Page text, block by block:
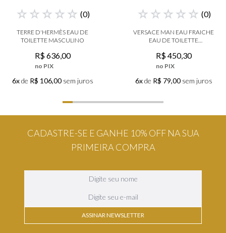
☆ ☆ ☆ ☆ ☆ (0)
TERRE D'HERMÈS EAU DE
TOILETTE MASCULINO
R$636,00
no PIX
6xde R$ 106,00sem juros
☆ ☆ ☆ ☆ ☆ (0)
VERSACE MAN EAU FRAICHE
EAU DE TOILETTE
R$450,30
no PIX
6xde R$ 79,00sem juros
CADASTRE-SE E GANHE 10% OFF NA SUA
PRIMEIRA COMPRA
ASSINAR NEWSLETTER